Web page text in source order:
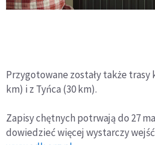
Przygotowane zostały także trasy
km) i z Tyńca (30 km).
Zapisy chętnych potrwają do 27
dowiedzieć więcej wystarczy